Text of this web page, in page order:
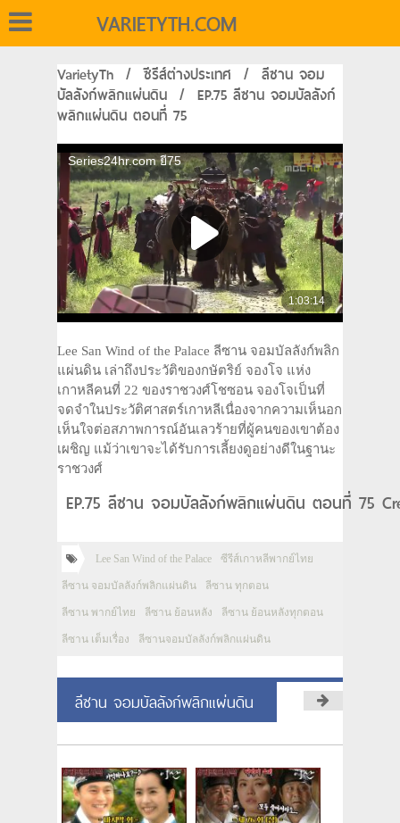
VARIETYTH.COM
VarietyTh / ซีรีส์ต่างประเทศ / ลีซาน จอม
บัลลังก์พลิกแผ่นดิน / EP.75 ลีซาน จอมบัลลังก์
พลิกแผ่นดิน ตอนที่ 75
Lee San Wind of the Palace ลีซาน จอมบัลลังก์พลิก
แผ่นดิน เล่าถึงประวัติของกษัตริย์ จองโจ แห่ง
เกาหลีคนที่ 22 ของราชวงศ์โชซอน จองโจเป็นที่
จดจำในประวัติศาสตร์เกาหลีเนื่องจากความเห็นอก
เห็นใจต่อสภาพการณ์อันเลวร้ายที่ผู้คนของเขาต้อง
เผชิญ แม้ว่าเขาจะได้รับการเลี้ยงดูอย่างดีในฐานะ
ราชวงศ์
EP.75 ลีซาน จอมบัลลังก์พลิกแผ่นดิน ตอนที่ 75
Lee San Wind of the Palace ซีรีส์เกาหลีพากย์ไทย
ลีซาน จอมบัลลังก์พลิกแผ่นดิน ลีซาน ทุกตอน
ลีซาน พากย์ไทย ลีซาน ย้อนหลัง ลีซาน ย้อนหลังทุกตอน
ลีซาน เต็มเรื่อง ลีซานจอมบัลลังก์พลิกแผ่นดิน
ลีซาน จอมบัลลังก์พลิกแผ่นดิน